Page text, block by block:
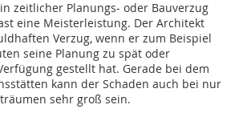
zeitlicher Planungs- oder Bauverzug
eine Meisterleistung. Der Architekt
Verzug, wenn er zum Beispiel
seine Planung zu spät oder
gestellt hat. Gerade bei dem
kann der Schaden auch bei nur
sehr groß sein.